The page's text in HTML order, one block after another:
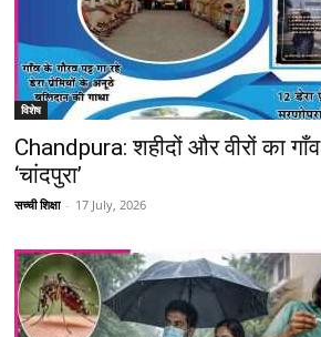
विशेष
Chandpura: शहीदों और वीरों का गाँव
‘चांदपुरा’
सच्ची शिक्षा - 17 July, 2026